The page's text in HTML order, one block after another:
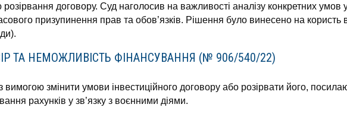
договору. Суд наголосив на важливості аналізу конкретних умов
призупинення прав та обов’язків. Рішення було винесено на користь
ТА НЕМОЖЛИВІСТЬ ФІНАНСУВАННЯ (№ 906/540/22)
вимогою змінити умови інвестиційного договору або розірвати його,
рахунків у зв’язку з воєнними діями.